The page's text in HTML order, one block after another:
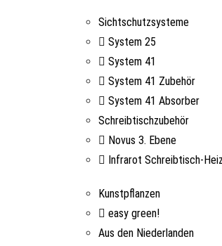
Sichtschutzsysteme
System 25
System 41
System 41 Zubehör
System 41 Absorber
Schreibtischzubehör
Novus 3. Ebene
Infrarot Schreibtisch-
Kunstpflanzen
easy green!
Aus den Niederlanden